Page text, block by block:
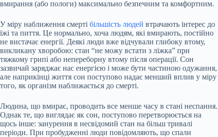
вмирання (або пологи) максимально безпечним та комфортним.
У міру наближення смерті більшість людей втрачають інтерес до
їжі та пиття. Це нормально, хоча людям, які вмирають, постійно
не вистачає енергії. Деякі люди вже відчували глибоку втому,
викликану хворобою: стан “не можу встати з ліжка” при
тяжкому грипі або непереборну втому після операції. Сон
зазвичай заряджає нас енергією і може бути частиною одужання,
але наприкінці життя сон поступово надає менший вплив у міру
того, як організм наближається до смерті.
Людина, що вмирає, проводить все менше часу в стані неспання.
Однак те, що виглядає як сон, поступово перетворюється на
щось інше: занурення в несвідомий стан на більш тривалі
періоди. При пробудженні люди повідомляють, що спали